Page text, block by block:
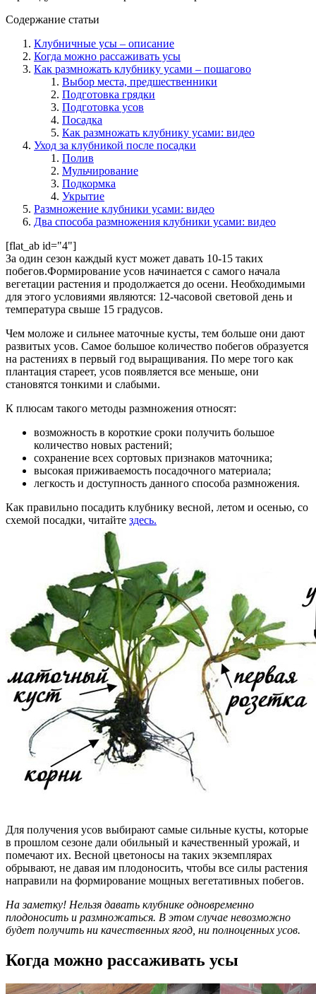
Содержание статьи
Клубничные усы – описание
Когда можно рассаживать усы
Как размножать клубнику усами – пошагово
Выбор места, предшественники
Подготовка грядки
Подготовка усов
Посадка
Как размножать клубнику усами: видео
Уход за клубникой после посадки
Полив
Мульчирование
Подкормка
Укрытие
Размножение клубники усами: видео
Два способа размножения клубники усами: видео
[flat_ab id="4"]
За один сезон каждый куст может давать 10-15 таких
побегов.Формирование усов начинается с самого начала
вегетации растения и продолжается до осени. Необходимыми
для этого условиями являются: 12-часовой световой день и
температура свыше 15 градусов.
Чем моложе и сильнее маточные кусты, тем больше они дают
развитых усов. Самое большое количество побегов образуется
на растениях в первый год выращивания. По мере того как
плантация стареет, усов появляется все меньше, они
становятся тонкими и слабыми.
К плюсам такого методы размножения относят:
возможность в короткие сроки получить большое
количество новых растений;
сохранение всех сортовых признаков маточника;
высокая приживаемость посадочного материала;
легкость и доступность данного способа размножения.
Как правильно посадить клубнику весной, летом и осенью, со
схемой посадки, читайте здесь.
Для получения усов выбирают самые сильные кусты, которые
в прошлом сезоне дали обильный и качественный урожай, и
помечают их. Весной цветоносы на таких экземплярах
обрывают, не давая им плодоносить, чтобы все силы растения
направили на формирование мощных вегетативных побегов.
На заметку! Нельзя давать клубнике одновременно
плодоносить и размножаться. В этом случае невозможно
будет получить ни качественных ягод, ни полноценных усов.
Когда можно рассаживать усы